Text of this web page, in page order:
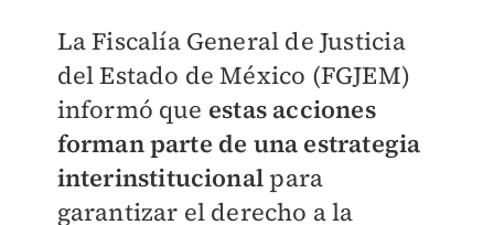
La Fiscalía General de Justicia
del Estado de México (FGJEM)
informó que estas acciones
forman parte de una estrategia
interinstitucional para
garantizar el derecho a la